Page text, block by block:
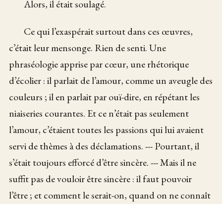
Alors, il était soulagé.
Ce qui l’exaspérait surtout dans ces œuvres,
c’était leur mensonge. Rien de senti. Une
phraséologie apprise par cœur, une rhétorique
d’écolier : il parlait de l’amour, comme un aveugle des
couleurs ; il en parlait par ouï-dire, en répétant les
niaiseries courantes. Et ce n’était pas seulement
l’amour, c’étaient toutes les passions qui lui avaient
servi de thèmes à des déclamations. --- Pourtant, il
s’était toujours efforcé d’être sincère. --- Mais il ne
suffit pas de vouloir être sincère : il faut pouvoir
l’être ; et comment le serait-on, quand on ne connaît